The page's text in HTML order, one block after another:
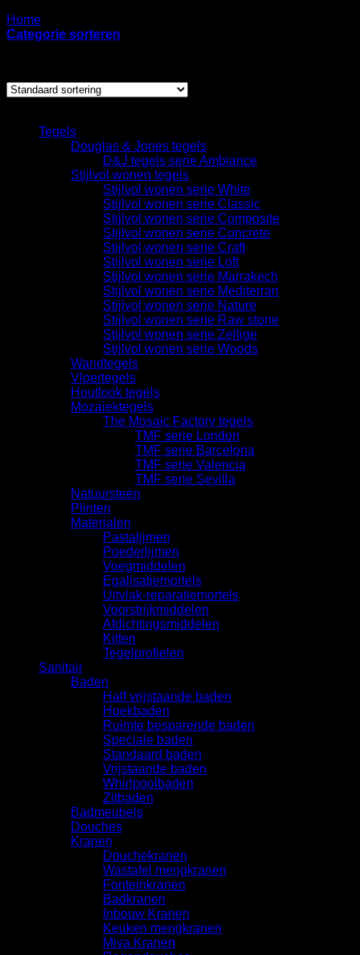
Home
Categorie sorteren
Tegels
Douglas & Jones tegels
D&J tegels serie Ambiance
Stijlvol wonen tegels
Stijlvol wonen serie White
Stijlvol wonen serie Classic
Stijlvol wonen serie Composite
Stijlvol wonen serie Concrete
Stijlvol wonen serie Craft
Stijlvol wonen serie Loft
Stijlvol wonen serie Marrakech
Stijlvol wonen serie Mediterran
Stijlvol wonen serie Nature
Stijlvol wonen serie Raw stone
Stijlvol wonen serie Zellige
Stijlvol wonen serie Woods
Wandtegels
Vloertegels
Houtlook tegels
Mozaiektegels
The Mosaic Factory tegels
TMF serie London
TMF serie Barcelona
TMF serie Valencia
TMF serie Sevilla
Natuursteen
Plinten
Materialen
Pastalijmen
Poederlijmen
Voegmiddelen
Egalisatiemortels
Uitvlak-reparatiemortels
Voorstrijkmiddelen
Afdichtingsmiddelen
Kitten
Tegelprofielen
Sanitair
Baden
Half vrijstaande baden
Hoekbaden
Ruimte besparende baden
Speciale baden
Standaard baden
Vrijstaande baden
Whirlpoolbaden
Zitbaden
Badmeubels
Douches
Kranen
Douchekranen
Wastafel mengkranen
Fonteinkranen
Badkranen
Inbouw Kranen
Keuken mengkranen
Miva Kranen